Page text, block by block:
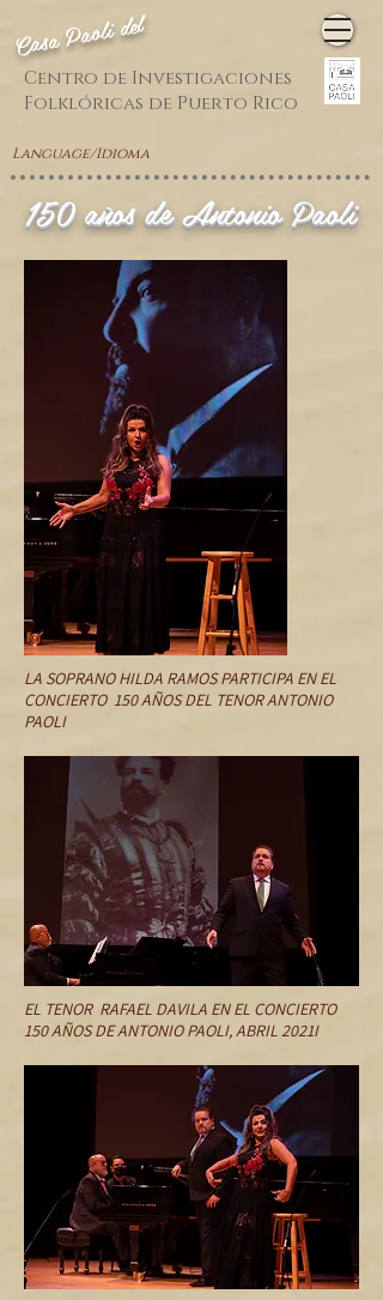
Casa Paoli del
Centro de Investigaciones
Folklóricas de Puerto Rico
Language/Idioma
150 años de Antonio Paoli
LA SOPRANO HILDA RAMOS PARTICIPA EN EL
CONCIERTO 150 AÑOS DEL TENOR ANTONIO
PAOLI
EL TENOR RAFAEL DAVILA EN EL CONCIERTO
150 AÑOS DE ANTONIO PAOLI, ABRIL 2021I